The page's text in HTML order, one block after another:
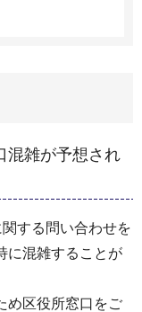
混雑が予想され
する問い合わせを
に混雑することが
め区役所窓口をご